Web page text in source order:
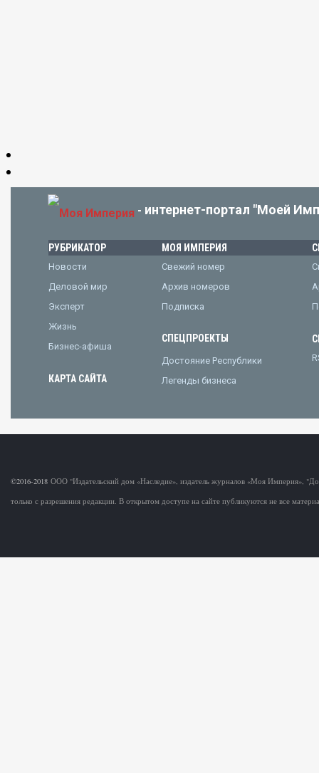
- интернет-портал "Моей
РУБРИКАТОР
Новости
Деловой мир
Эксперт
Жизнь
Бизнес-афиша
КАРТА САЙТА
МОЯ ИМПЕРИЯ
Свежий номер
Архив номеров
Подписка
СПЕЦПРОЕКТЫ
Достояние Республики
Легенды бизнеса
©2016-2018 ООО "Издательский дом «Наследие», издатель журналов «Моя Империя»,
только с разрешения редакции. В открытом доступе на сайте публикуются не все